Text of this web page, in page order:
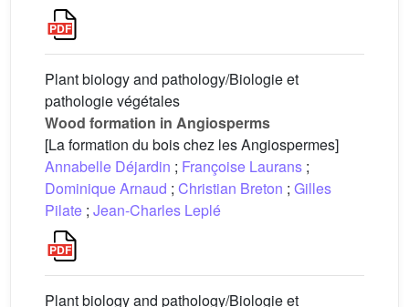
Plant biology and pathology/Biologie et
pathologie végétales
Wood formation in Angiosperms
[La formation du bois chez les Angiospermes]
Annabelle Déjardin ; Françoise Laurans ;
Dominique Arnaud ; Christian Breton ; Gilles
Pilate ; Jean-Charles Leplé
Plant biology and pathology/Biologie et